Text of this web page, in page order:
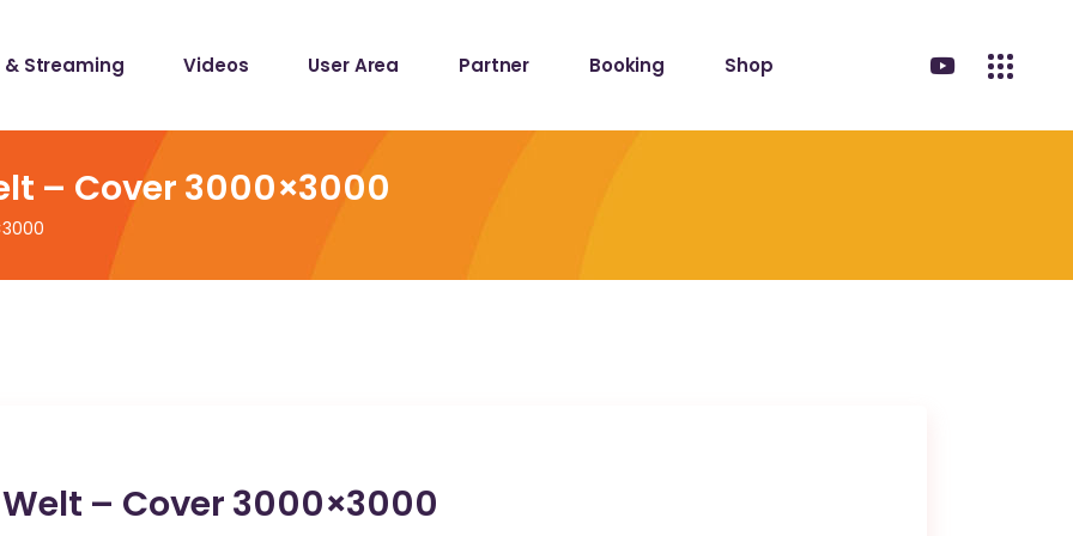
& Streaming Videos User Area Partner Booking Shop
– Cover 3000×3000
– Cover 3000×3000